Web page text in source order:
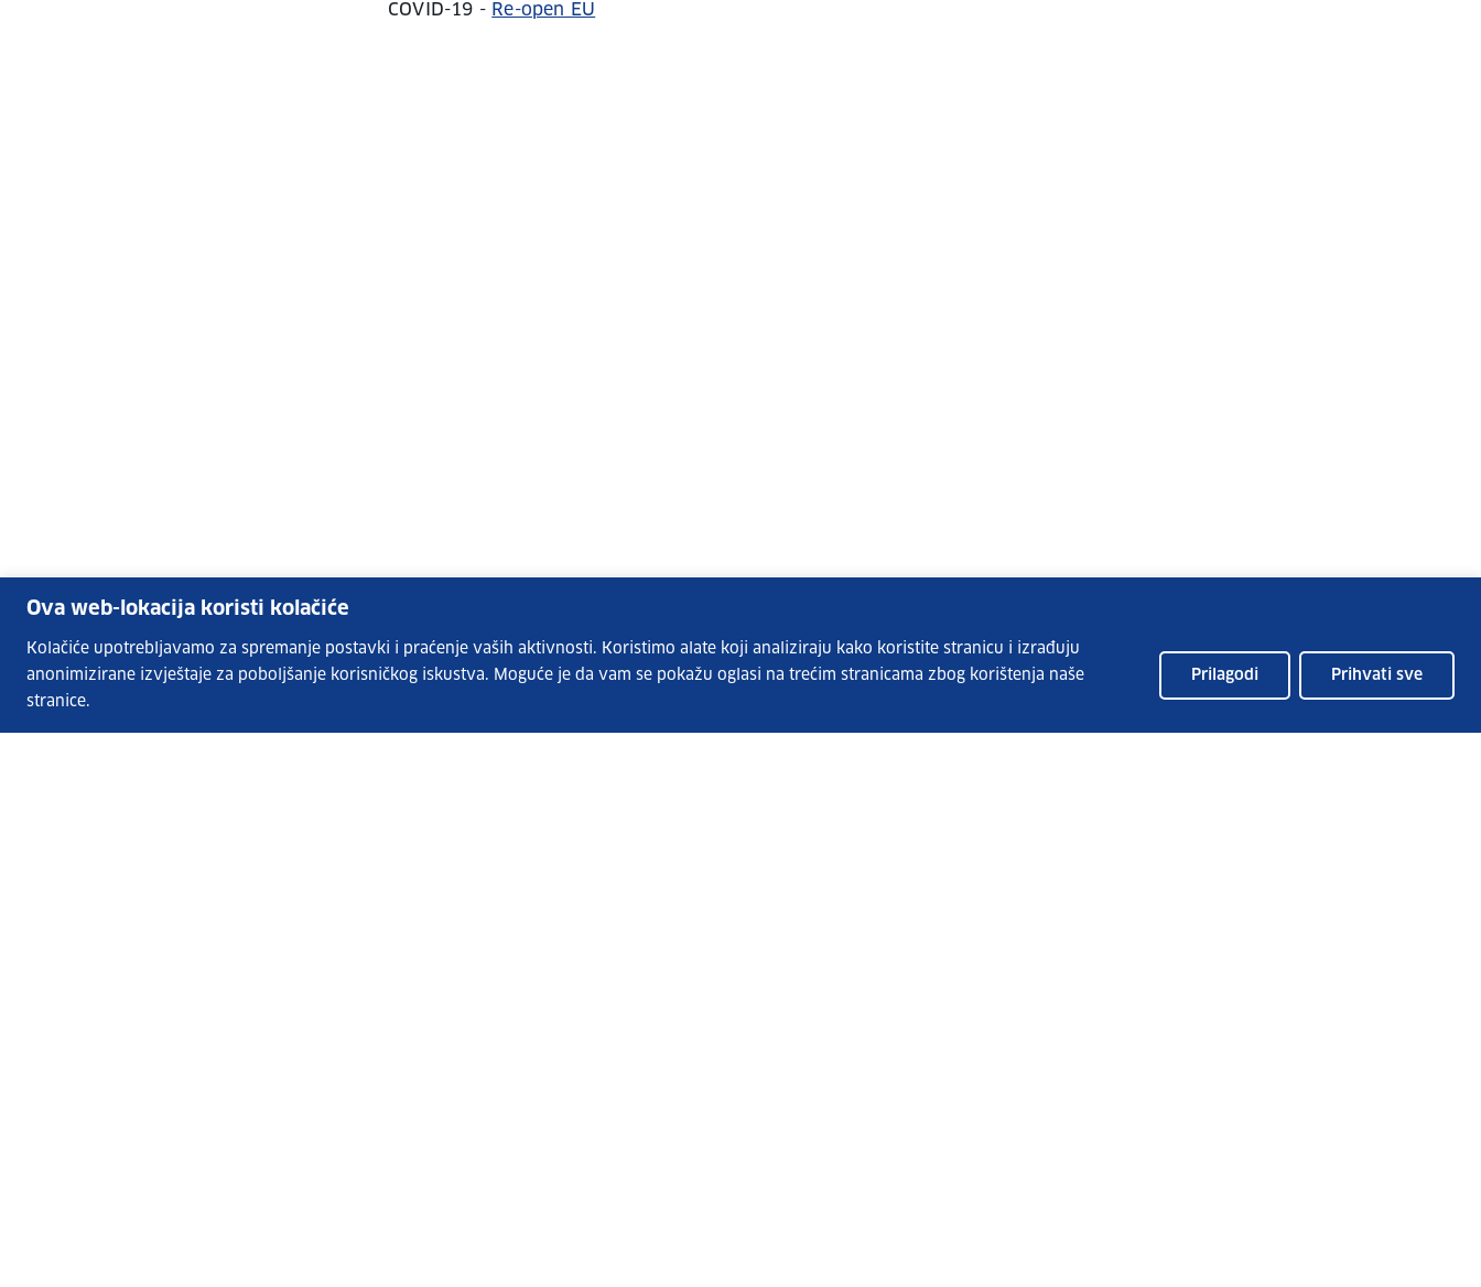
Ova web-lokacija koristi kolačiće
Kolačiće upotrebljavamo za spremanje postavki i praćenje vaših aktivnosti. Koristimo alate koji analiziraju kako koristite stranicu i izrađuju
anonimizirane izvještaje za poboljšanje korisničkog iskustva. Moguće je da vam se pokažu oglasi na trećim stranicama zbog korištenja naše
stranice.
Prilagodi Prihvati sve
COVID-19 - Re-open EU